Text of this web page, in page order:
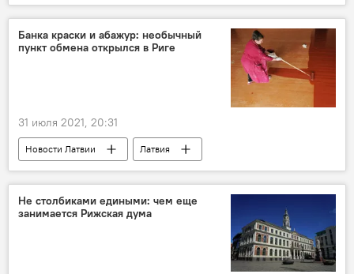
страны
коронавирус
Банка краски и абажур: необычный
пункт обмена открылся в Риге
31 июля 2021, 20:31
Новости Латвии
Латвия
строительство
Не столбиками едиными: чем еще
занимается Рижская дума